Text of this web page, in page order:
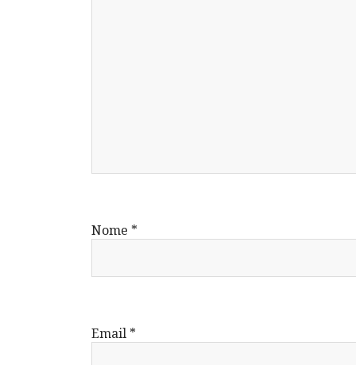
Nome *
Email *